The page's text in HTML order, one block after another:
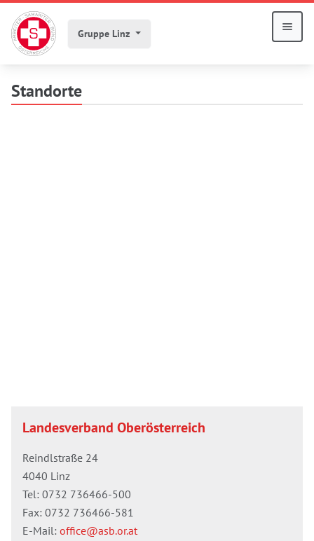
Gruppe Linz
Standorte
Landesverband Oberösterreich
Reindlstraße 24
4040 Linz
Tel: 0732 736466-500
Fax: 0732 736466-581
E-Mail: office@asb.or.at